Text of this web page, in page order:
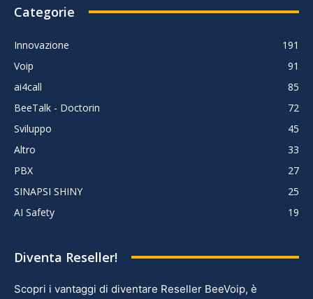
Categorie
Innovazione
191
Voip
91
ai4call
85
BeeTalk - Doctorin
72
Sviluppo
45
Altro
33
PBX
27
SINAPSI SHINY
25
AI Safety
19
Diventa Reseller!
Scopri i vantaggi di diventare Reseller BeeVoip, è